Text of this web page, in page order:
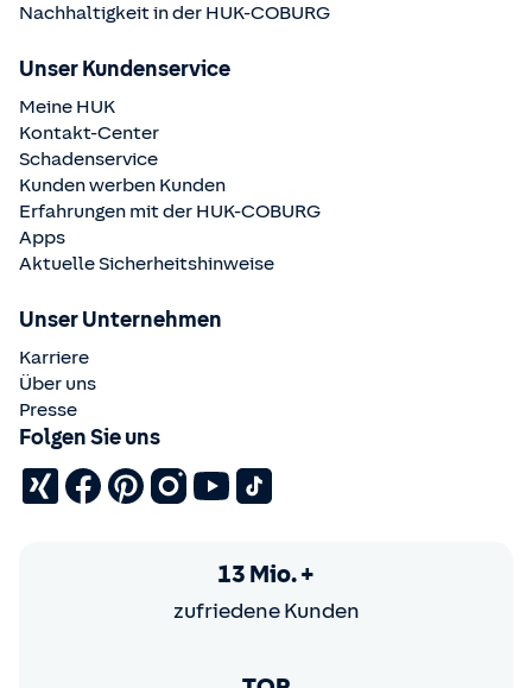
Nachhaltigkeit in der HUK-COBURG
Unser Kundenservice
Meine HUK
Kontakt-Center
Schadenservice
Kunden werben Kunden
Erfahrungen mit der HUK-COBURG
Apps
Aktuelle Sicherheitshinweise
Unser Unternehmen
Karriere
Über uns
Presse
Folgen Sie uns
13 Mio. +
zufriedene Kunden